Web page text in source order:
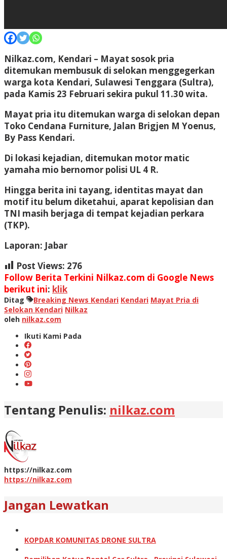
Nilkaz.com, Kendari – Mayat sosok pria
ditemukan membusuk di selokan menggegerkan
warga kota Kendari, Sulawesi Tenggara (Sultra),
pada Kamis 23 Februari sekira pukul 11.30 wita.
Mayat pria itu ditemukan warga di selokan depan
Toko Cendana Furniture, Jalan Brigjen M Yoenus,
By Pass Kendari.
Di lokasi kejadian, ditemukan motor matic
yamaha mio bernomor polisi UL 4 R.
Hingga berita ini tayang, identitas mayat dan
motif itu belum diketahui, aparat kepolisian dan
TNI masih berjaga di tempat kejadian perkara
(TKP).
Laporan: Jabar
Post Views: 276
Follow Berita Terkini Nilkaz.com di Google News
berikut ini: klik
Ditag Breaking News Kendari Kendari Mayat Pria di
Selokan Kendari Nilkaz
oleh nilkaz.com
Ikuti Kami Pada
Tentang Penulis: nilkaz.com
https://nilkaz.com
https://nilkaz.com
Jangan Lewatkan
KOPDAR KOMUNITAS DRONE SULTRA